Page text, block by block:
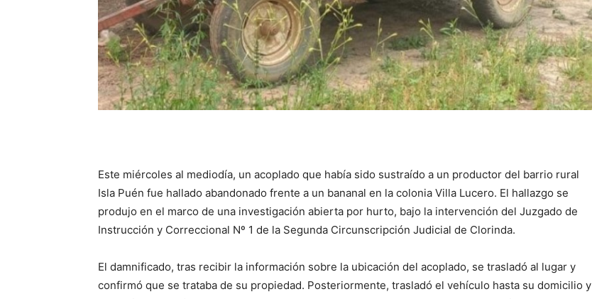
Verdad
es
lo
Este miércoles al mediodía, un acoplado que había sido sustraído a un productor del barrio rural
Isla Puén fue hallado abandonado frente a un bananal en la colonia Villa Lucero. El hallazgo se
produjo en el marco de una investigación abierta por hurto, bajo la intervención del Juzgado de
Instrucción y Correccional Nº 1 de la Segunda Circunscripción Judicial de Clorinda.
El damnificado, tras recibir la información sobre la ubicación del acoplado, se trasladó al lugar y
confirmó que se trataba de su propiedad. Posteriormente, trasladó el vehículo hasta su domicilio y